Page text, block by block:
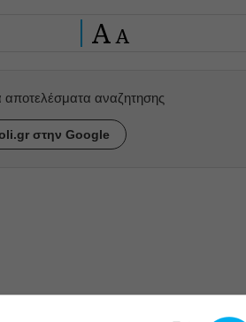
A A
αποτελέσματα αναζητησης
στην Google